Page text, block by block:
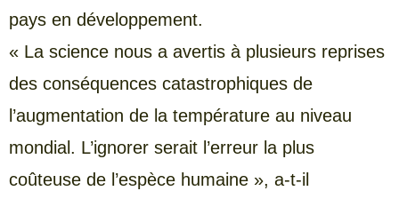
pays en développement.
« La science nous a avertis à plusieurs reprises
des conséquences catastrophiques de
l’augmentation de la température au niveau
mondial. L’ignorer serait l’erreur la plus
coûteuse de l’espèce humaine », a-t-il